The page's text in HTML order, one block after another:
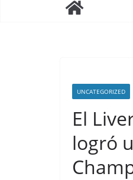
UNCATEGORIZED
El
logró